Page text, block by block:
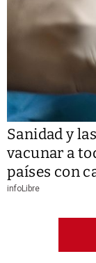
Sanidad y
vacunar a
países con
infoLibre